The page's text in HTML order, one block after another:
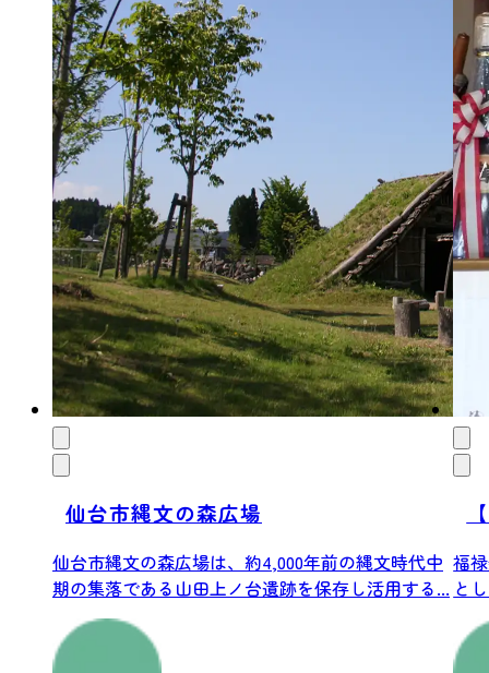
仙台市縄文の森広場
仙台市縄文の森広場は、約4,000年前の縄文時代中
期の集落である山田上ノ台遺跡を保存し活用する...
福
と